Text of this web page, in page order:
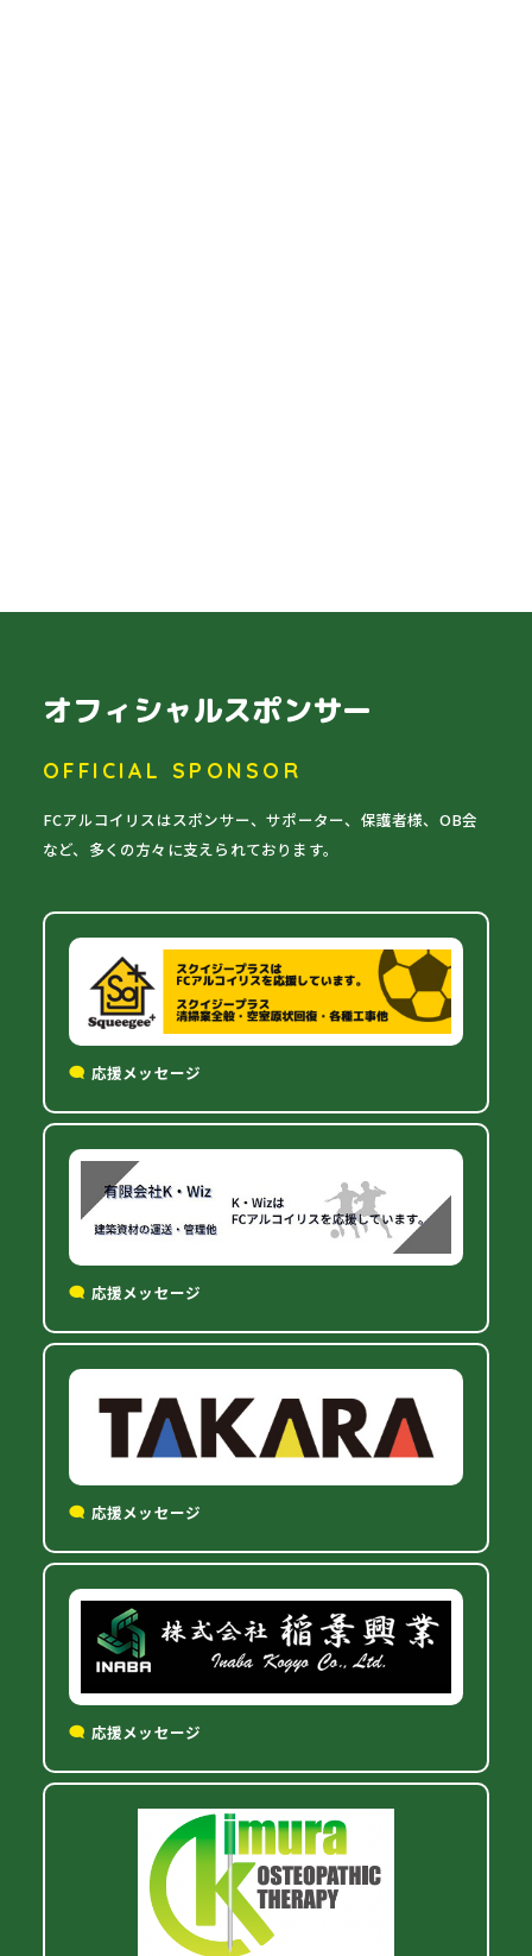
オフィシャルスポンサー
OFFICIAL SPONSOR
FCアルコイリスはスポンサー、サポーター、保護者様、OB会
など、多くの方々に支えられております。
応援メッセージ
応援メッセージ
応援メッセージ
応援メッセージ